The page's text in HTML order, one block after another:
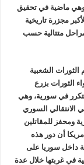
وهي ماضية في تحقيق
مجزرة تاريخية
متتالية حسب
الثورات الشعبية
الثورات بزرع
في سورية، وهي
الانتقالي السوري
ومحفز للمقاتلين
أن دور هذه
داخل سوريا على
في غربتها خلال عدة